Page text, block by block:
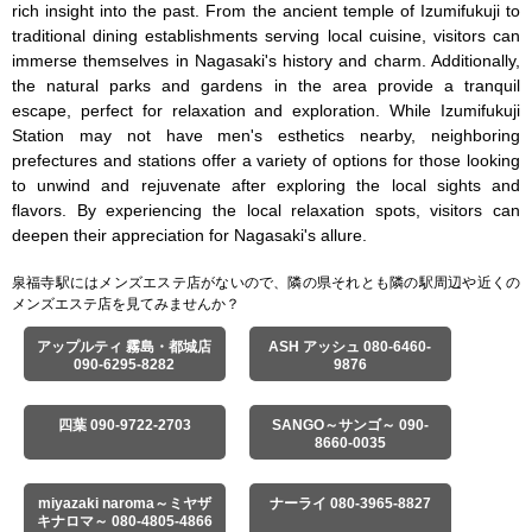
rich insight into the past. From the ancient temple of Izumifukuji to
traditional dining establishments serving local cuisine, visitors can
immerse themselves in Nagasaki's history and charm. Additionally,
the natural parks and gardens in the area provide a tranquil
escape, perfect for relaxation and exploration. While Izumifukuji
Station may not have men's esthetics nearby, neighboring
prefectures and stations offer a variety of options for those looking
to unwind and rejuvenate after exploring the local sights and
flavors. By experiencing the local relaxation spots, visitors can
deepen their appreciation for Nagasaki's allure.
泉福寺駅にはメンズエステ店がないので、隣の県それとも隣の駅周辺や近くの
メンズエステ店を見てみませんか？
アップルティ 霧島・都城店
090-6295-8282
ASH アッシュ 080-6460-
9876
四葉 090-9722-2703
SANGO～サンゴ～ 090-
8660-0035
miyazaki naroma～ミヤザ
キナロマ～ 080-4805-4866
ナーライ 080-3965-8827